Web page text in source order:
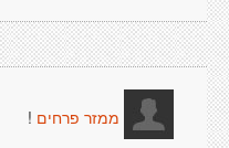
ממזר פרחים !